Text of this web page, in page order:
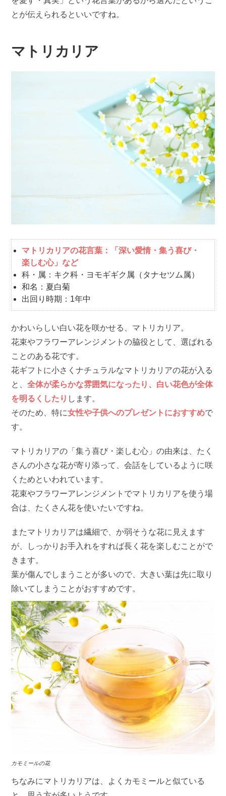
とが伝えられるといいですね。
マトリカリア
マトリカリアの花言葉：「深い愛情・集う喜び・
楽しむ心」など
科・属：キク科・ヨモギギク属（タナセツム属）
和名：夏白菊
出回り時期：1年中
かわいらしい白い花を咲かせる、マトリカリア。
花束やフラワーアレンジメントの脇役として、選ばれる
ことのある花です。
花ギフトに小さくナチュラルなマトリカリアの花が入る
と、全体が柔らかな雰囲気になったり、白い花色が全体
を明るくしたり します。
そのため、特に女性や子供へのプレゼントにおすすめで
す。
マトリカリアの「集う喜び・楽しむ心」の由来は、たく
さんの小さな花が寄り添って、会話をしているように咲
くためといわれています。
花束やフラワーアレンジメントでマトリカリアを使う場
合は、たくさん花を使いたいですね。
またマトリカリアは繊細で、か弱そうな花に見えます
が、しっかりお手入れをすれば長く花を楽しむことがで
きます。
葉が傷んでしまうことが多いので、大きい葉は先に取り
除いてしまうことがおすすめです。
カモミールの花
ちなみにマトリカリアは、よくカモミールと似ている